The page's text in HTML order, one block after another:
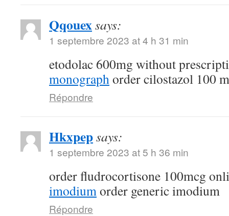
Qqouexsays:
1 septembre 2023 at 4 h 31 min
etodolac 600mg without
monographorder cilostazol 100
Répondre
Hkxpepsays:
1 septembre 2023 at 5 h 36 min
order fludrocortisone 100mcg
imodiumorder generic imodium
Répondre